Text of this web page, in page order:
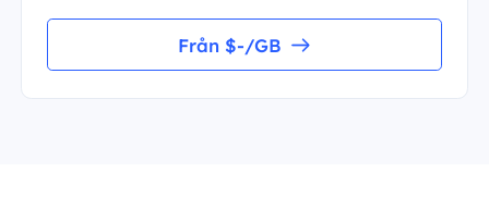
Från $-/GB